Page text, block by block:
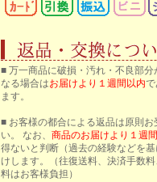
■ 万一商品に破損・汚れ・不良部
なる場合はお届けより１週間以内
ます。
■ お客様の都合による返品は原則
い。 なお、 商品のお届けより１週
得ないと判断（過去の経験などを
けします。（往復送料、決済手数
料はお客様負担）